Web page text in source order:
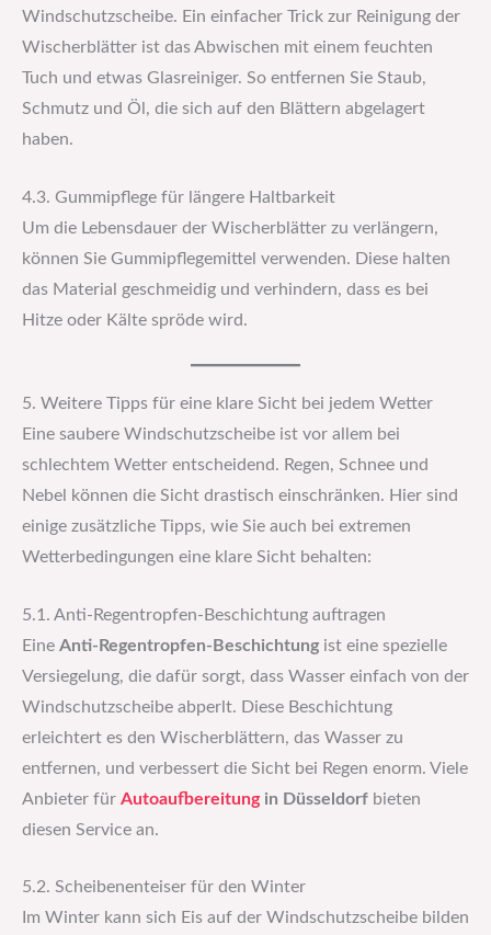
Windschutzscheibe. Ein einfacher Trick zur Reinigung der
Wischerblätter ist das Abwischen mit einem feuchten
Tuch und etwas Glasreiniger. So entfernen Sie Staub,
Schmutz und Öl, die sich auf den Blättern abgelagert
haben.
4.3. Gummipflege für längere Haltbarkeit
Um die Lebensdauer der Wischerblätter zu verlängern,
können Sie Gummipflegemittel verwenden. Diese halten
das Material geschmeidig und verhindern, dass es bei
Hitze oder Kälte spröde wird.
5. Weitere Tipps für eine klare Sicht bei jedem Wetter
Eine saubere Windschutzscheibe ist vor allem bei
schlechtem Wetter entscheidend. Regen, Schnee und
Nebel können die Sicht drastisch einschränken. Hier sind
einige zusätzliche Tipps, wie Sie auch bei extremen
Wetterbedingungen eine klare Sicht behalten:
5.1. Anti-Regentropfen-Beschichtung auftragen
Eine Anti-Regentropfen-Beschichtung ist eine spezielle
Versiegelung, die dafür sorgt, dass Wasser einfach von der
Windschutzscheibe abperlt. Diese Beschichtung
erleichtert es den Wischerblättern, das Wasser zu
entfernen, und verbessert die Sicht bei Regen enorm. Viele
Anbieter für Autoaufbereitungin Düsseldorf bieten
diesen Service an.
5.2. Scheibenenteiser für den Winter
Im Winter kann sich Eis auf der Windschutzscheibe bilden